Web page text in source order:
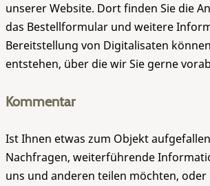
unserer Website. Dort finden Sie die
das Bestellformular und weitere
Bereitstellung von Digitalisaten
entstehen, über die wir Sie gerne
Kommentar
Ist Ihnen etwas zum Objekt
Nachfragen, weiterführende
uns und anderen teilen möchten, oder